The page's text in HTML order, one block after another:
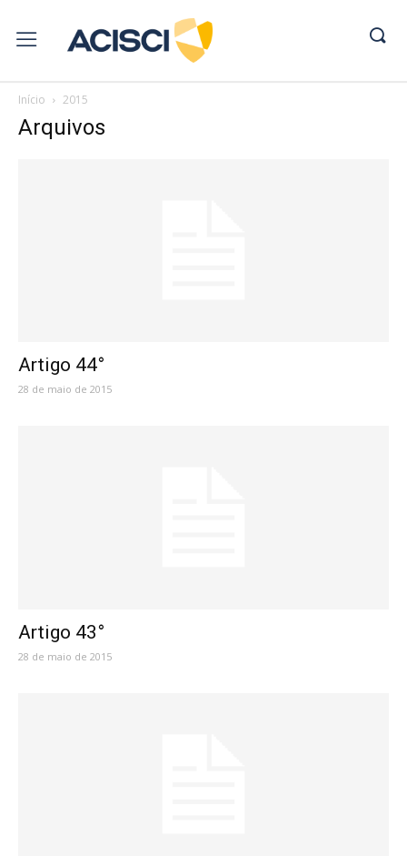
Início 2015
Arquivos
Artigo 44°
28 de maio de 2015
Artigo 43°
28 de maio de 2015